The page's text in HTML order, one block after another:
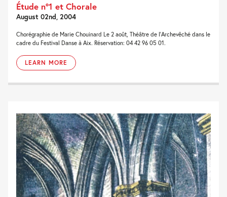
Étude n°1 et Chorale
August 02nd, 2004
Chorégraphie de Marie Chouinard Le 2 août, Théâtre de l’Archevêché dans le
cadre du Festival Danse à Aix. Réservation: 04 42 96 05 01.
LEARN MORE